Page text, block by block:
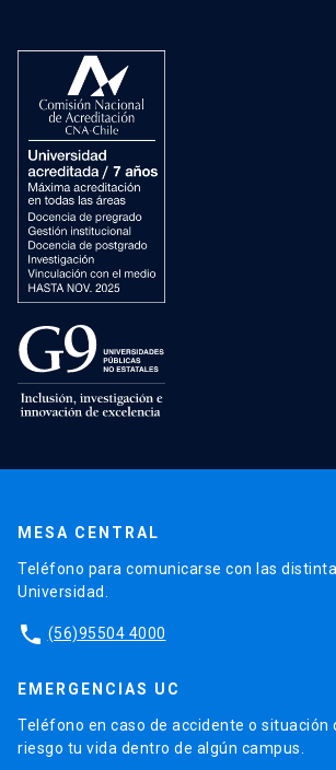
MESA CENTRAL
Teléfono para comunicarse con las
Universidad.
phone (56)95504 4000
EMERGENCIAS UC
Teléfono en caso de accidente o situación
riesgo tu vida dentro de algún campus.